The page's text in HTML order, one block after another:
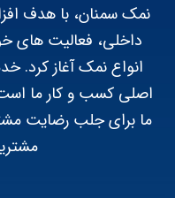
نمک سمنان، با هدف
داخلی، فعالیت های
انواع نمک آغاز کرد.
اصلی کسب و کار ما
ما برای جلب رضایت